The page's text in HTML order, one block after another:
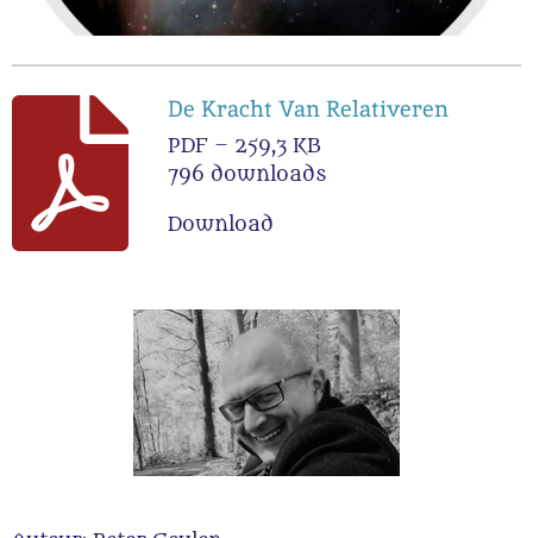
De Kracht Van Relativeren
PDF – 259,3 KB
796 downloads
Download